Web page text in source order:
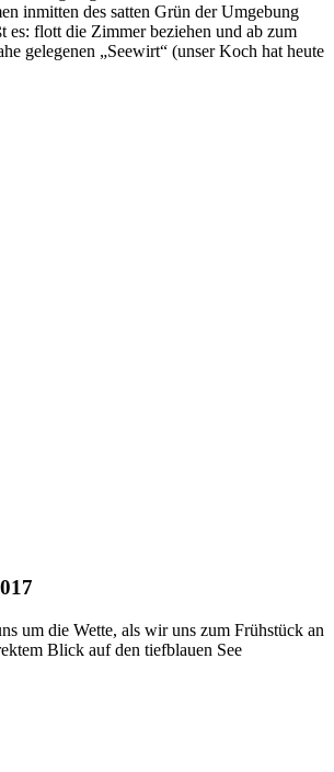
inmitten des satten Grün der Umgebung
es: flott die Zimmer beziehen und ab zum
gelegenen „Seewirt“ (unser Koch hat heute
um die Wette, als wir uns zum Frühstück an
Blick auf den tiefblauen See